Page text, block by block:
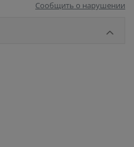
Сообщить о нарушении